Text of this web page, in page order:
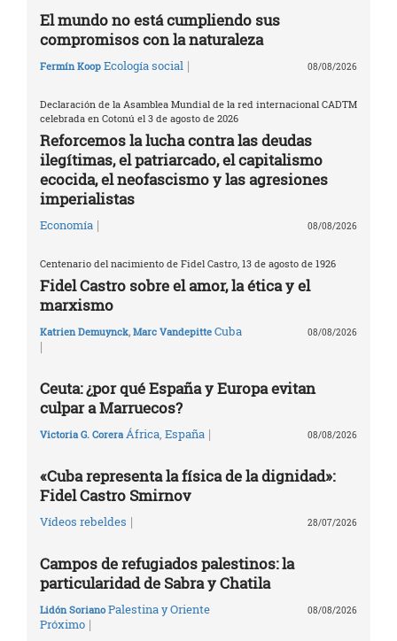
El mundo no está cumpliendo sus
compromisos con la naturaleza
Fermín Koop Ecología social | 08/08/2026
Declaración de la Asamblea Mundial de la red internacional CADTM
celebrada en Cotonú el 3 de agosto de 2026
Reforcemos la lucha contra las deudas
ilegítimas, el patriarcado, el capitalismo
ecocida, el neofascismo y las agresiones
imperialistas
Economía | 08/08/2026
Centenario del nacimiento de Fidel Castro, 13 de agosto de 1926
Fidel Castro sobre el amor, la ética y el
marxismo
Katrien Demuynck, Marc Vandepitte Cuba
|
08/08/2026
Ceuta: ¿por qué España y Europa evitan
culpar a Marruecos?
Victoria G. Corera África España | 08/08/2026
«Cuba representa la física de la dignidad»:
Fidel Castro Smirnov
Vídeos rebeldes | 28/07/2026
Campos de refugiados palestinos: la
particularidad de Sabra y Chatila
Lidón Soriano Palestina y Oriente
Próximo |
08/08/2026